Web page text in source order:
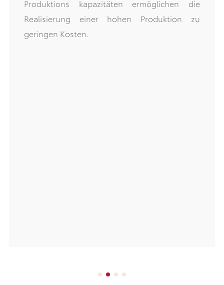
ystem, das es ermöglicht, die Aufzeichnungen
in Qualität und Zeit jedes Prozesses zu